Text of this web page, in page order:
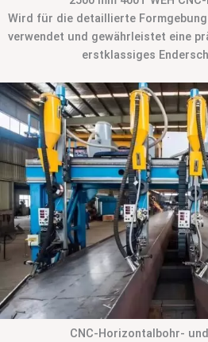
Wird für die detaillierte
verwendet und gewährleistet eine
erstklassiges
CNC-Horizontalbohr-